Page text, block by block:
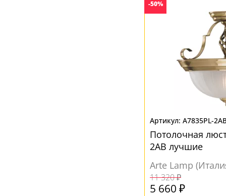
-50%
A7835PL-
Потолочная
2AB лучшие
Arte Lamp
11 320 ₽
5 660 ₽